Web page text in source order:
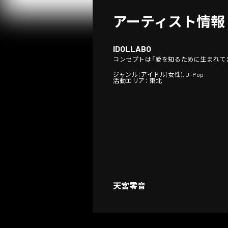
アーティスト情報
IDOLLABO
コンセプトは「愛を知るために生まれて
ジャンル：アイドル(女性), J-Pop
活動エリア： 東北
天宮零音